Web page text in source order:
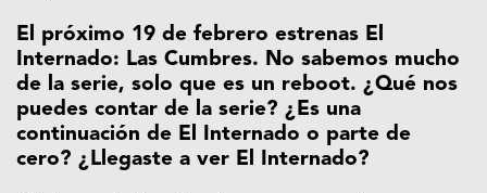
El próximo 19 de febrero estrenas El
Internado: Las Cumbres. No sabemos mucho
de la serie, solo que es un reboot. ¿Qué nos
puedes contar de la serie? ¿Es una
continuación de El Internado o parte de
cero? ¿Llegaste a ver El Internado?